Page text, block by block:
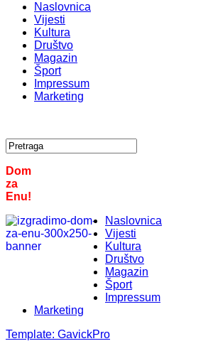
Naslovnica
Vijesti
Kultura
Društvo
Magazin
Šport
Impressum
Marketing
Dom
za
Enu!
Naslovnica
Vijesti
Kultura
Društvo
Magazin
Šport
Impressum
Marketing
Template: GavickPro